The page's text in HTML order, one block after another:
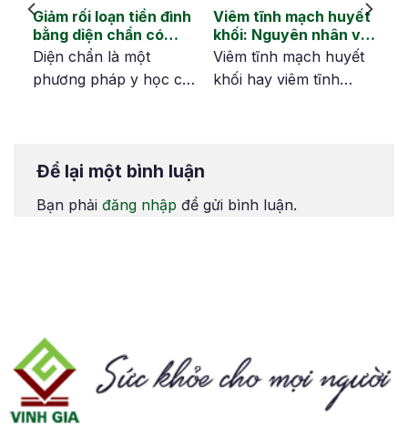
Giảm rối loạn tiền đình
bằng diện chẩn có
hiệu quả không?
Diện chẩn là một
phương pháp y học cổ
bệnh lý, trong đó có
Phương pháp này
cách chữa rối loạn tiền
đình bằng diện chẩn
trong bài viết này.
Viêm tĩnh mạch huyết
khối: Nguyên nhân và
tránh biến chứng
Viêm tĩnh mạch huyết
khối hay viêm tĩnh
sưng vùng cánh tay
sau nhé.
Để lại một bình luận
Bạn phải đăng nhập để gửi bình luận.